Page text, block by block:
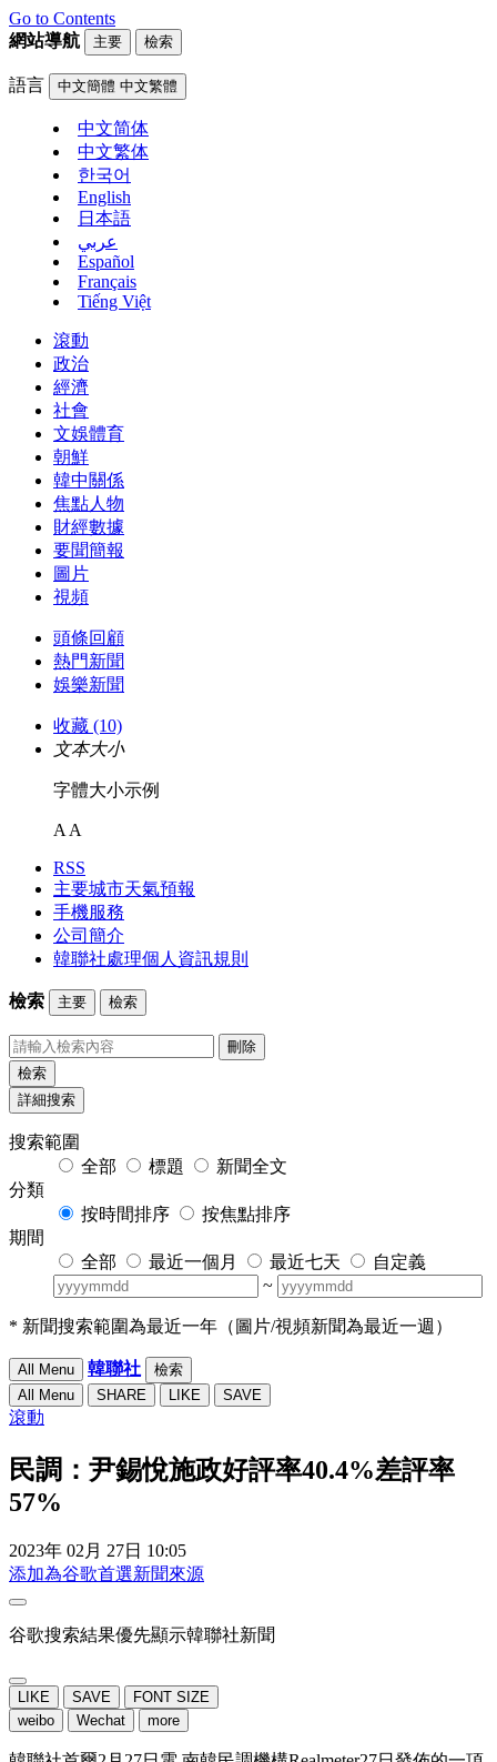
Go to Contents
網站導航
主要 檢索
語言 中文簡體 中文繁體
中文简体
中文繁体
한국어
English
日本語
عربي
Español
Français
Tiếng Việt
滾動
政治
經濟
社會
文娛體育
朝鮮
韓中關係
焦點人物
財經數據
要聞簡報
圖片
視頻
頭條回顧
熱門新聞
娛樂新聞
收藏 (10)
文本大小
字體大小示例
A A
RSS
主要城市天氣預報
手機服務
公司簡介
韓聯社處理個人資訊規則
檢索 主要 檢索
刪除
檢索
詳細搜索
搜索範圍
全部
標題
新聞全文
分類
按時間排序
按焦點排序
期間
全部
最近一個月 最近七天
自定義
~
* 新聞搜索範圍為最近一年（圖片/視頻新聞為最近一週）
All Menu 韓聯社
檢索
All Menu
SHARE LIKE SAVE
滾動
民調：尹錫悅施政好評率40.4%差評率
57%
2023年 02月 27日 10:05
添加為谷歌首選新聞來源
谷歌搜索結果優先顯示韓聯社新聞
LIKE SAVE
FONT SIZE
weibo
Wechat more